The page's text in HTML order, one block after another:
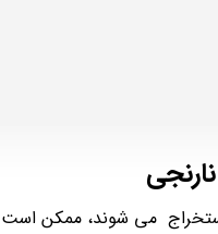
می شوند، ممکن است